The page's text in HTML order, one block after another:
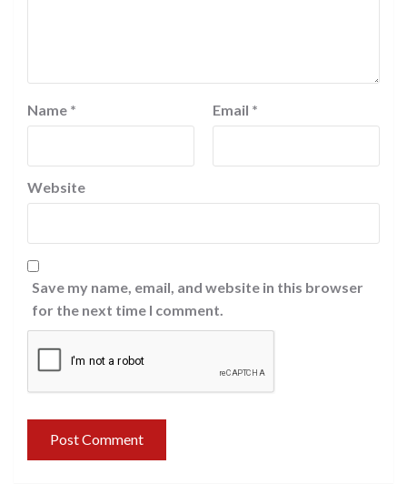
Name * Email *
Website
Save my name, email, and website in this browser
for the next time I comment.